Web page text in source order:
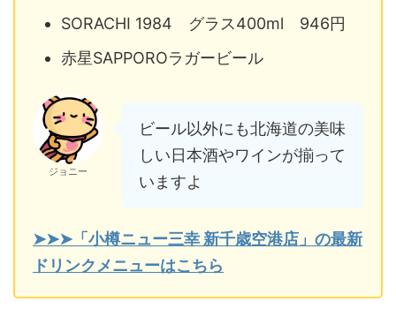
SORACHI 1984 グラス400ml 946円
赤星SAPPOROラガービール
ジョニー
ビール以外にも北海道の美味
しい日本酒やワインが揃って
いますよ
➤➤➤「小樽ニュー三幸 新千歳空港店」の最新
ドリンクメニューはこちら